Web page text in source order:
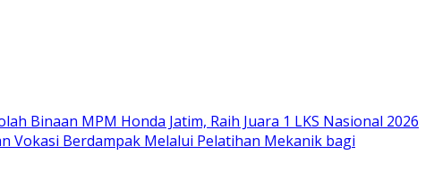
Binaan MPM Honda Jatim, Raih Juara 1 LKS Nasional 2026
Vokasi Berdampak Melalui Pelatihan Mekanik bagi